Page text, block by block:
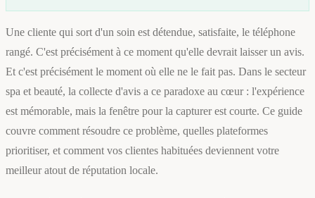
Une cliente qui sort d'un soin est détendue, satisfaite, le téléphone
rangé. C'est précisément à ce moment qu'elle devrait laisser un avis.
Et c'est précisément le moment où elle ne le fait pas. Dans le secteur
spa et beauté, la collecte d'avis a ce paradoxe au cœur : l'expérience
est mémorable, mais la fenêtre pour la capturer est courte. Ce guide
couvre comment résoudre ce problème, quelles plateformes
prioritiser, et comment vos clientes habituées deviennent votre
meilleur atout de réputation locale.